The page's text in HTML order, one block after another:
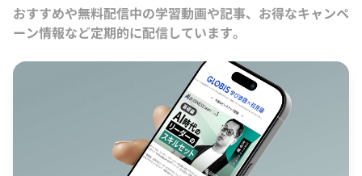
おすすめや無料配信中の学習動画や記事、お得なキャンペ
ーン情報など定期的に配信しています。